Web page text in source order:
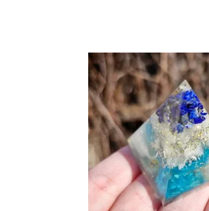
Dostupnost:
Vyprodáno
10110